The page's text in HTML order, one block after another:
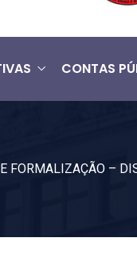
CONTAS
FORMALIZAÇÃO –